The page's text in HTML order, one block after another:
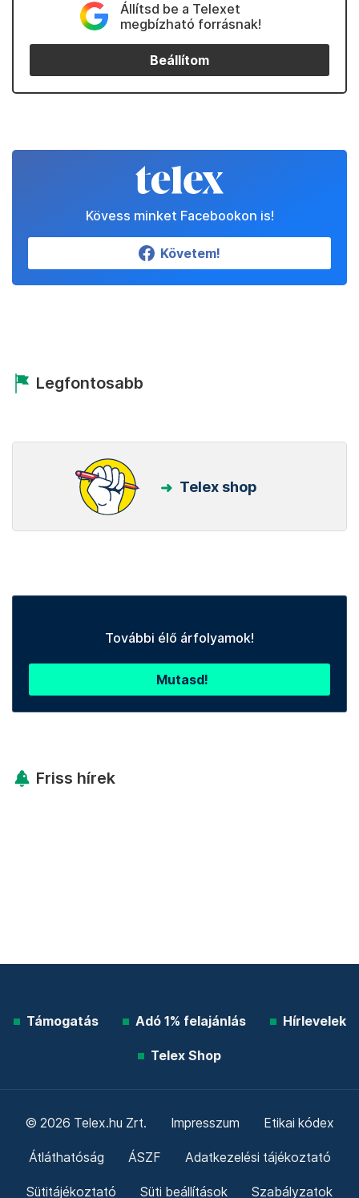
Állítsd be a Telexet
megbízható forrásnak!
Beállítom
Kövess minket Facebookon is!
Követem!
Legfontosabb
Telex shop
További élő árfolyamok!
Mutasd!
Friss hírek
Támogatás Adó 1% felajánlás Hírlevelek
Telex Shop
© 2026 Telex.hu Zrt. Impresszum Etikai kódex
Átláthatóság ÁSZF Adatkezelési tájékoztató
Sütitájékoztató Süti beállítások Szabályzatok